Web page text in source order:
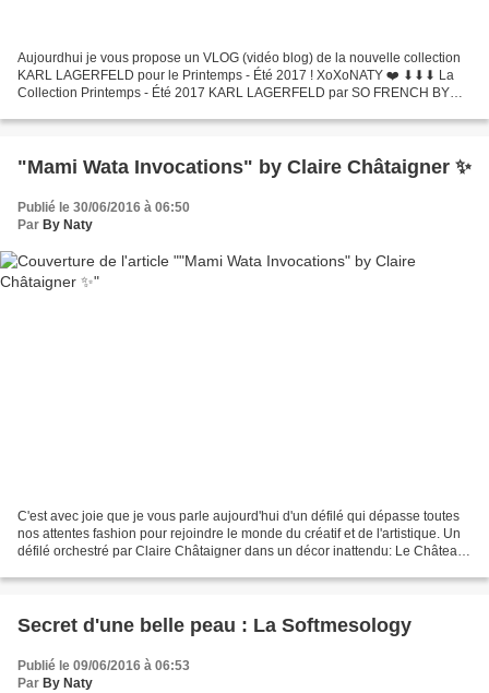
Aujourdhui je vous propose un VLOG (vidéo blog) de la nouvelle collection
KARL LAGERFELD pour le Printemps - Été 2017 ! XoXoNATY ❤️ ⬇︎⬇︎⬇︎ La
Collection Printemps - Été 2017 KARL LAGERFELD par SO FRENCH BY
"Mami Wata Invocations" by Claire Châtaigner ✨
Publié le 30/06/2016 à 06:50
Par By Naty
C'est avec joie que je vous parle aujourd'hui d'un défilé qui dépasse toutes
nos attentes fashion pour rejoindre le monde du créatif et de l'artistique. Un
défilé orchestré par Claire Châtaigner dans un décor inattendu: Le Château
Secret d'une belle peau : La Softmesology
Publié le 09/06/2016 à 06:53
Par By Naty